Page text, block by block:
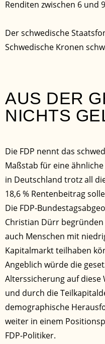
Renditen zwischen 6 und
Der schwedische
Schwedische Kronen
AUS DER
NICHTS
Die FDP nennt das
Maßstab für eine
in Deutschland trotz all
18,6 % Rentenbeitrag
Die FDP-
Christian Dürr
auch Menschen mit
Kapitalmarkt teilhaben
Angeblich würde die
Alterssicherung auf diese
und durch die
demographische
weiter in einem
FDP-Politiker.